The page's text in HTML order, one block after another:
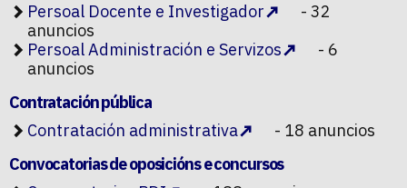
Persoal Docente e Investigador
- 32
anuncios
Persoal Administración e Servizos
- 6
anuncios
Contratación pública
Contratación administrativa
- 18 anuncios
Convocatorias de oposicións e concursos